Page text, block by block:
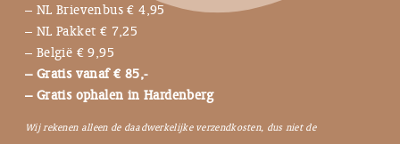
– NL Brievenbus € 4,95
– NL Pakket € 7,25
– België € 9,95
– Gratis vanaf € 85,-
– Gratis ophalen in Hardenberg
Wij rekenen alleen de daadwerkelijke verzendkosten, dus niet de